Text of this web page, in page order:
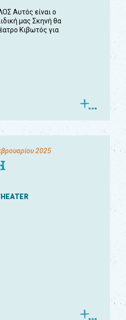
Αυτός είναι ο
μας Σκηνή θα
Κιβωτός για
2025